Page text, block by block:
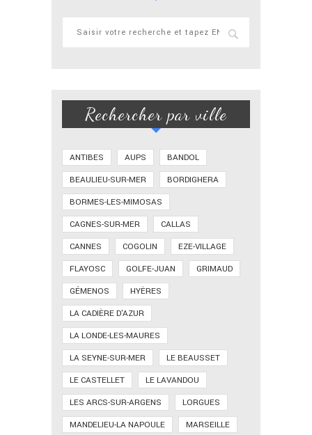
Rechercher par ville
ANTIBES AUPS
BANDOL
BEAULIEU-SUR-MER
BORDIGHERA
BORMES-LES-MIMOSAS
CAGNES-SUR-MER
CALLAS
CANNES
COGOLIN
EZE-VILLAGE
FLAYOSC
GOLFE-JUAN
GRIMAUD
GÉMENOS
HYÈRES
LA CADIÈRE D'AZUR
LA LONDE-LES-MAURES
LA SEYNE-SUR-MER
LE BEAUSSET
LE CASTELLET
LE LAVANDOU
LES ARCS-SUR-ARGENS
LORGUES
MANDELIEU-LA NAPOULE
MARSEILLE